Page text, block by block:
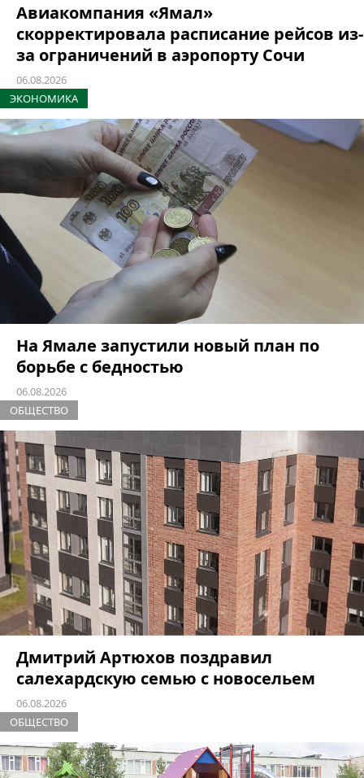
Авиакомпания «Ямал»
скорректировала расписание рейсов из-
за ограничений в аэропорту Сочи
06.08.2026
ЭКОНОМИКА
На Ямале запустили новый план по
борьбе с бедностью
06.08.2026
ОБЩЕСТВО
Дмитрий Артюхов поздравил
салехардскую семью с новосельем
06.08.2026
ОБЩЕСТВО